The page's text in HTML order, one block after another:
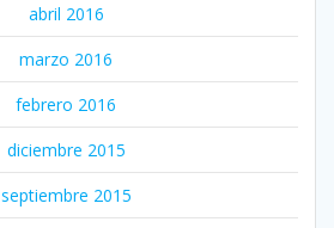
abril 2016
marzo 2016
febrero 2016
diciembre 2015
septiembre 2015